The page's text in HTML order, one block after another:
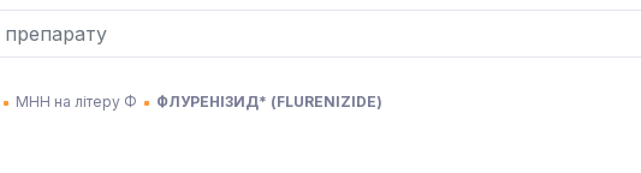
МНН на літеру Ф ФЛУРЕНІЗИД* (FLURENIZIDE)